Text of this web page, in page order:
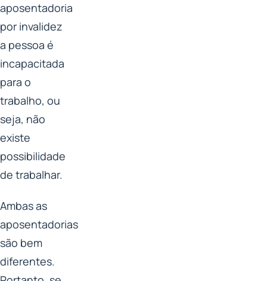
aposentadoria
por invalidez
a pessoa é
incapacitada
para o
trabalho, ou
seja, não
existe
possibilidade
de trabalhar.
Ambas as
aposentadorias
são bem
diferentes.